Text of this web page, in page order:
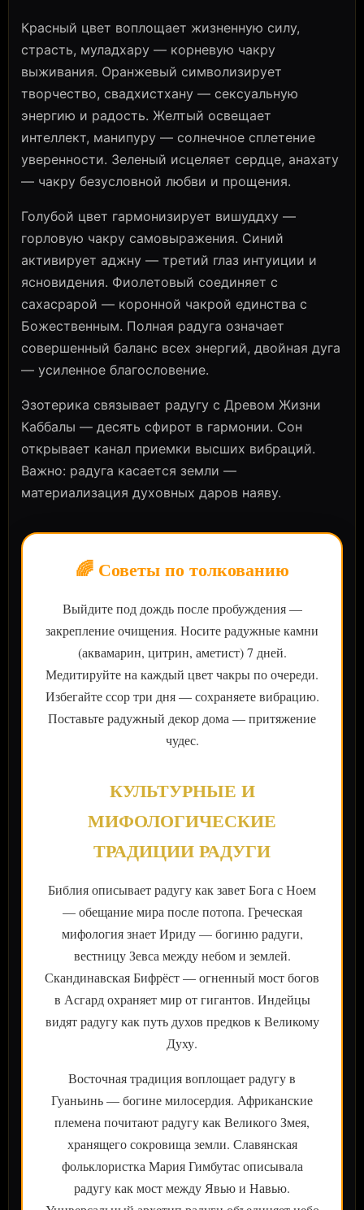
Красный цвет воплощает жизненную силу,
страсть, муладхару — корневую чакру
выживания. Оранжевый символизирует
творчество, свадхистхану — сексуальную
энергию и радость. Желтый освещает
интеллект, манипуру — солнечное сплетение
уверенности. Зеленый исцеляет сердце, анахату
— чакру безусловной любви и прощения.
Голубой цвет гармонизирует вишуддху —
горловую чакру самовыражения. Синий
активирует аджну — третий глаз интуиции и
ясновидения. Фиолетовый соединяет с
сахасрарой — коронной чакрой единства с
Божественным. Полная радуга означает
совершенный баланс всех энергий, двойная дуга
— усиленное благословение.
Эзотерика связывает радугу с Древом Жизни
Каббалы — десять сфирот в гармонии. Сон
открывает канал приемки высших вибраций.
Важно: радуга касается земли —
материализация духовных даров наяву.
🌈 Советы по толкованию
Выйдите под дождь после пробуждения —
закрепление очищения. Носите радужные камни
(аквамарин, цитрин, аметист) 7 дней.
Медитируйте на каждый цвет чакры по очереди.
Избегайте ссор три дня — сохраняете вибрацию.
Поставьте радужный декор дома — притяжение
чудес.
КУЛЬТУРНЫЕ И
МИФОЛОГИЧЕСКИЕ
ТРАДИЦИИ РАДУГИ
Библия описывает радугу как завет Бога с Ноем
— обещание мира после потопа. Греческая
мифология знает Ириду — богиню радуги,
вестницу Зевса между небом и землей.
Скандинавская Бифрёст — огненный мост богов
в Асгард охраняет мир от гигантов. Индейцы
видят радугу как путь духов предков к Великому
Духу.
Восточная традиция воплощает радугу в
Гуаньинь — богине милосердия. Африканские
племена почитают радугу как Великого Змея,
хранящего сокровища земли. Славянская
фольклористка Мария Гимбутас описывала
радугу как мост между Явью и Навью.